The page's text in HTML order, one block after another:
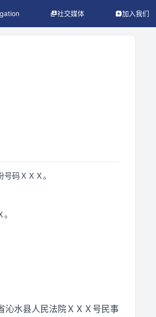
社交媒体 加入我们
码ＸＸＸ。
沁水县人民法院ＸＸＸ号民事